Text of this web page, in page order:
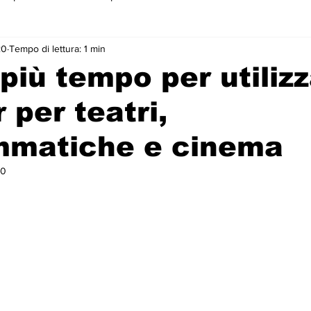
piano
tempo per
per teatri,
e cinema
Tempo di lettura: 1 min